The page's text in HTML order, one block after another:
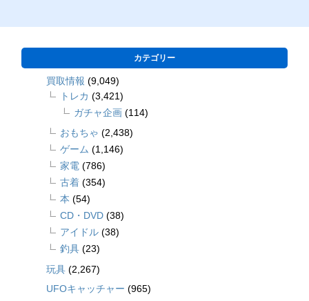
カテゴリー
買取情報 (9,049)
トレカ (3,421)
ガチャ企画 (114)
おもちゃ (2,438)
ゲーム (1,146)
家電 (786)
古着 (354)
本 (54)
CD・DVD (38)
アイドル (38)
釣具 (23)
玩具 (2,267)
UFOキャッチャー (965)